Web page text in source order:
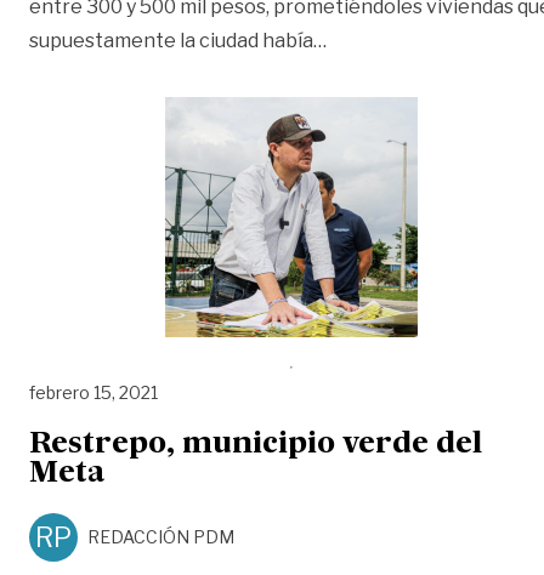
entre 300 y 500 mil pesos, prometiéndoles viviendas
supuestamente la ciudad había…
febrero 15, 2021
Restrepo, municipio verde del
Meta
RP REDACCIÓN PDM